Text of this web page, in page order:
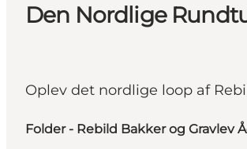
Den Nordlige
Oplev det nordlige loop af
Folder - Rebild Bakker og Gravlev